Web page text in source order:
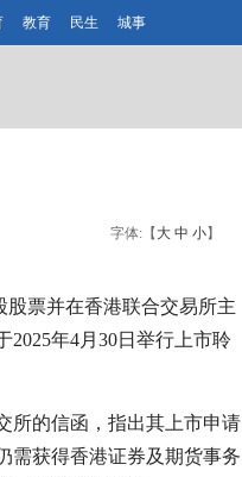
教育 民生 城事
字体:【 大 中 小】
股票并在香港联合交易所主
年4月30日举行上市聆
所的信函，指出其上市申请
需获得香港证券及期货事务